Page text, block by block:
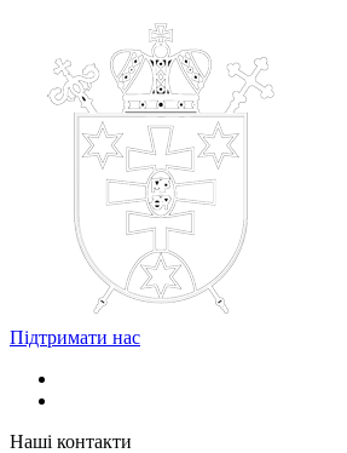
Підтримати нас
Наші контакти